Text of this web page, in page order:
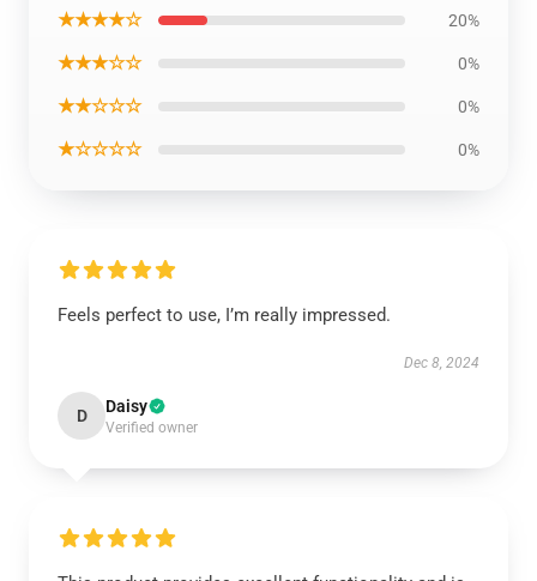
★★★★☆ 20%
★★★☆☆ 0%
★★☆☆☆ 0%
★☆☆☆☆ 0%
Feels perfect to use, I’m really impressed.
Dec 8, 2024
D Daisy
Verified owner